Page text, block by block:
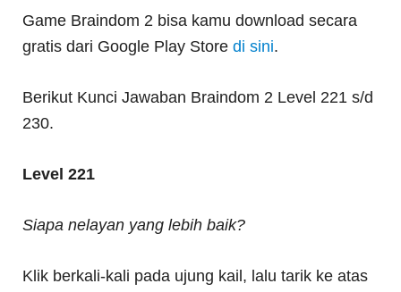
Game Braindom 2 bisa kamu download secara
gratis dari Google Play Storedi sini.
Berikut Kunci Jawaban Braindom 2 Level 221 s/d
230.
Level 221
Siapa nelayan yang lebih baik?
Klik berkali-kali pada ujung kail, lalu tarik ke atas